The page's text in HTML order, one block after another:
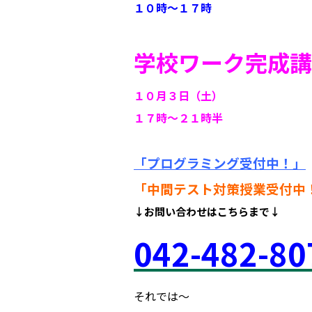
１０時～１７時
学校ワーク完成
１０月３日（土）
１７時～２１時半
「プログラミング受付中！」
「中間テスト対策授業受付中
↓お問い合わせはこちらまで↓
042-482-
それでは～